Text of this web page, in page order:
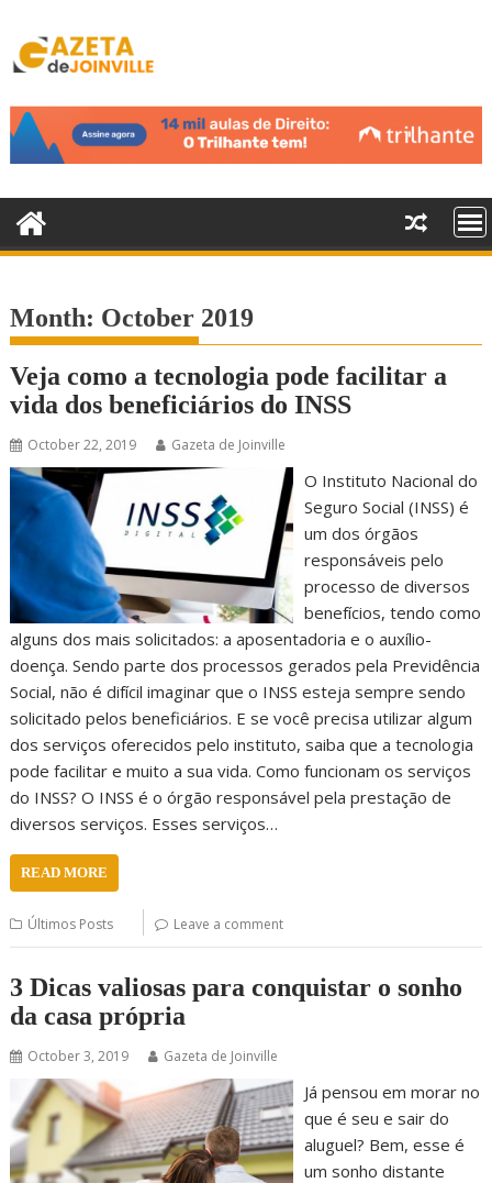
o
t
Month: October 2019
Veja como a tecnologia pode facilitar a
vida dos beneficiários do INSS
October 22, 2019 Gazeta de Joinville
O Instituto Nacional do
Seguro Social (INSS) é
um dos órgãos
responsáveis pelo
processo de diversos
benefícios, tendo como
alguns dos mais solicitados: a aposentadoria e o auxílio-
doença. Sendo parte dos processos gerados pela Previdência
Social, não é difícil imaginar que o INSS esteja sempre sendo
solicitado pelos beneficiários. E se você precisa utilizar algum
dos serviços oferecidos pelo instituto, saiba que a tecnologia
pode facilitar e muito a sua vida. Como funcionam os serviços
do INSS? O INSS é o órgão responsável pela prestação de
diversos serviços. Esses serviços…
READ MORE
Últimos Posts Leave a comment
3 Dicas valiosas para conquistar o sonho
da casa própria
October 3, 2019 Gazeta de Joinville
Já pensou em morar no
que é seu e sair do
aluguel? Bem, esse é
um sonho distante